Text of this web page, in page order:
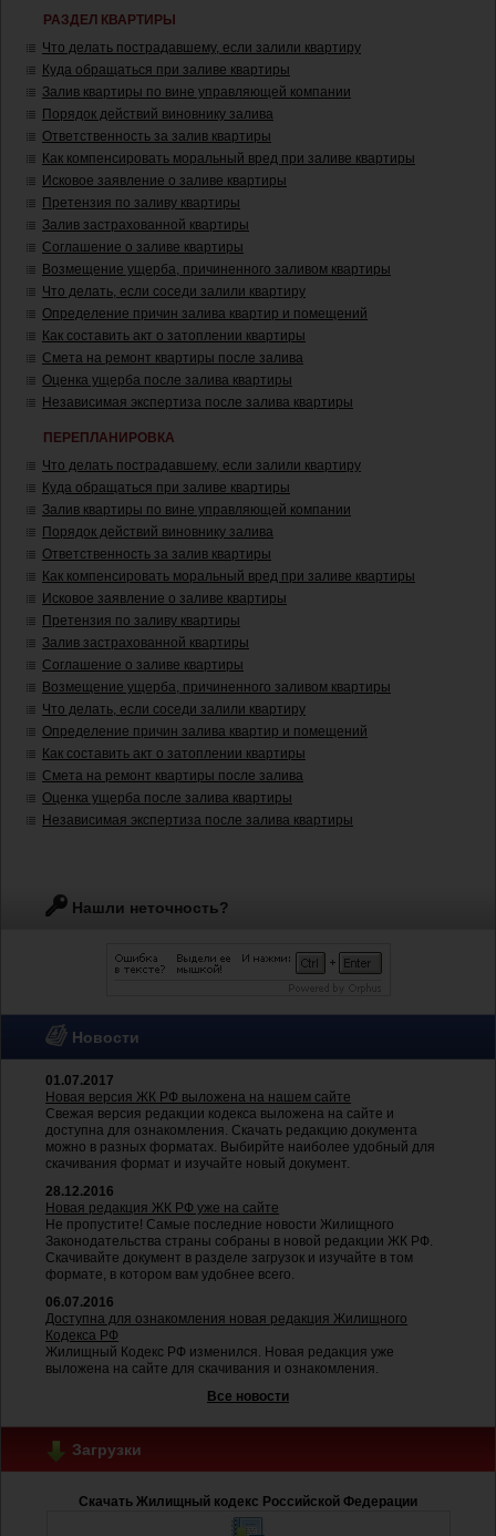
РАЗДЕЛ КВАРТИРЫ
Что делать пострадавшему, если залили квартиру
Куда обращаться при заливе квартиры
Залив квартиры по вине управляющей компании
Порядок действий виновнику залива
Ответственность за залив квартиры
Как компенсировать моральный вред при заливе квартиры
Исковое заявление о заливе квартиры
Претензия по заливу квартиры
Залив застрахованной квартиры
Соглашение о заливе квартиры
Возмещение ущерба, причиненного заливом квартиры
Что делать, если соседи залили квартиру
Определение причин залива квартир и помещений
Как составить акт о затоплении квартиры
Смета на ремонт квартиры после залива
Оценка ущерба после залива квартиры
Независимая экспертиза после залива квартиры
ПЕРЕПЛАНИРОВКА
Что делать пострадавшему, если залили квартиру
Куда обращаться при заливе квартиры
Залив квартиры по вине управляющей компании
Порядок действий виновнику залива
Ответственность за залив квартиры
Как компенсировать моральный вред при заливе квартиры
Исковое заявление о заливе квартиры
Претензия по заливу квартиры
Залив застрахованной квартиры
Соглашение о заливе квартиры
Возмещение ущерба, причиненного заливом квартиры
Что делать, если соседи залили квартиру
Определение причин залива квартир и помещений
Как составить акт о затоплении квартиры
Смета на ремонт квартиры после залива
Оценка ущерба после залива квартиры
Независимая экспертиза после залива квартиры
Нашли неточность?
Новости
01.07.2017
Новая версия ЖК РФ выложена на нашем сайте
Свежая версия редакции кодекса выложена на сайте и
доступна для ознакомления. Скачать редакцию документа
можно в разных форматах. Выбирйте наиболее удобный для
скачивания формат и изучайте новый документ.
28.12.2016
Новая редакция ЖК РФ уже на сайте
Не пропустите! Самые последние новости Жилищного
Законодательства страны собраны в новой редакции ЖК РФ.
Скачивайте документ в разделе загрузок и изучайте в том
формате, в котором вам удобнее всего.
06.07.2016
Доступна для ознакомления новая редакция Жилищного
Кодекса РФ
Жилищный Кодекс РФ изменился. Новая редакция уже
выложена на сайте для скачивания и ознакомления.
Все новости
Загрузки
Скачать Жилищный кодекс Российской Федерации